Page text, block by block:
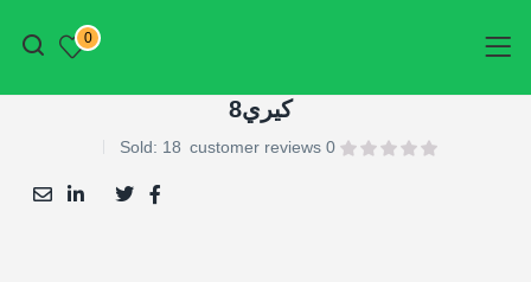
أتمم الطلب
0
كيري8
0
customer reviews
Sold: 18